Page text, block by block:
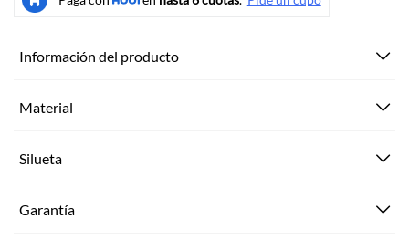
Información del producto
Material
Silueta
Garantía